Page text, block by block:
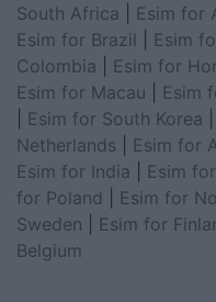
South Africa
Esim for
Esim for Brazil
Esim
Colombia
Esim for
Esim for Macau
Esim
Esim for South Korea
Netherlands
Esim for
Esim for India
Esim
for Poland
Esim for
Sweden
Esim for
Belgium